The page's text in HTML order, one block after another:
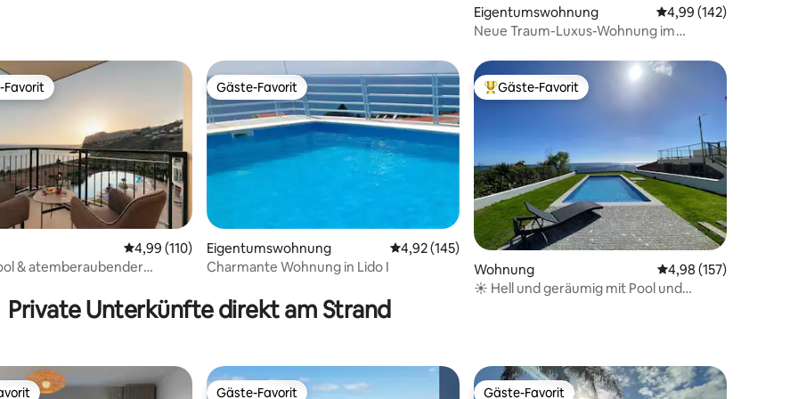
Eigentumswohnung Durchschnittliche
4,99 (142)
Neue Traum-Luxus-Wohnung im
4,95 von 5, 19 Bewertungen
Favorit.
Favorit
Durchschnittliche Bewertung: 4,99 von 5, 110 Bewertungen
4,99 (110)
& atemberaubender
Gäste-Favorit
Gäste-Favorit
Eigentumswohnung Durchschnittliche Bewertung: 4,92 von 5, 145 Bewertungen
4,92 (145)
Charmante Wohnung in Lido I
Beliebter Gäste-Favorit.
Gäste-Favorit
Wohnung Durchschnittliche
4,98 (157)
☀️ Hell und geräumig mit Pool und
Private Unterkünfte direkt am Strand
Gäste-Favorit Gäste-Favorit